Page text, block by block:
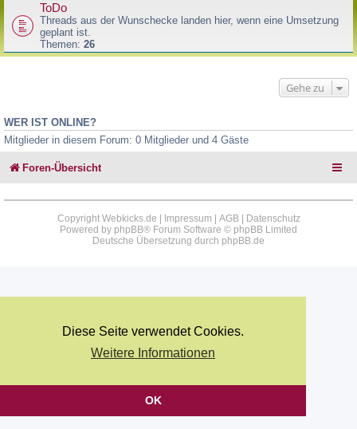
Diese Seite verwendet Cookies.
Weitere Informationen
OK
ToDo
Threads aus der Wunschecke landen hier, wenn eine Umsetzung
geplant ist.
Themen: 26
Gehe zu
WER IST ONLINE?
Mitglieder in diesem Forum: 0 Mitglieder und 4 Gäste
Foren-Übersicht
Copyright Webkicks.de | Impressum AGB|
Datenschutz
Powered by phpBB® Forum Software © phpBB Limited
Deutsche Übersetzung durch phpBB.de